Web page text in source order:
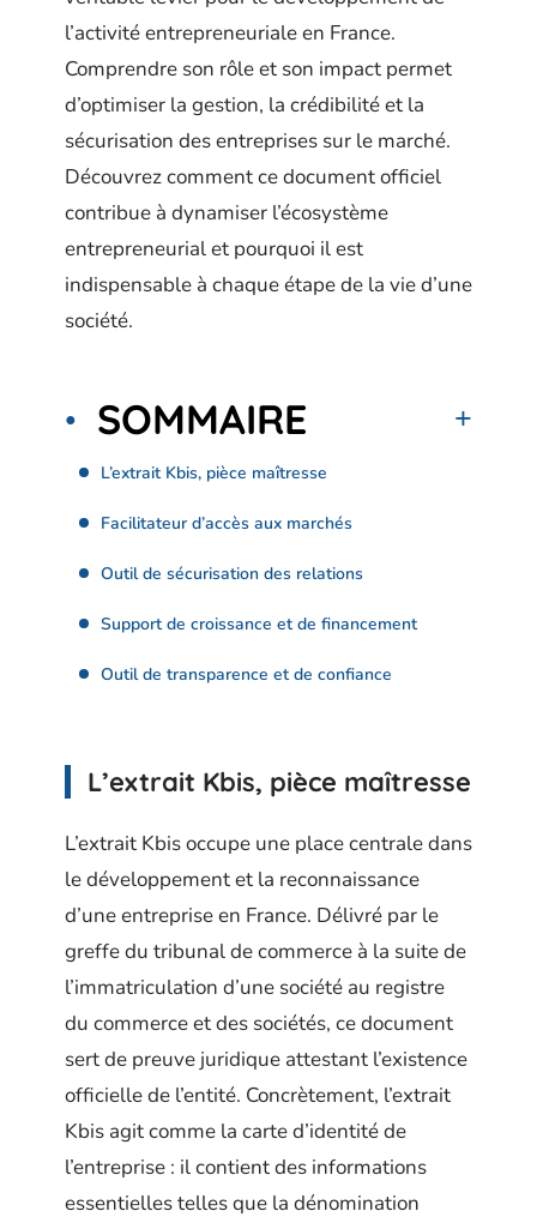
l’activité entrepreneuriale en France.
Comprendre son rôle et son impact permet
d’optimiser la gestion, la crédibilité et la
sécurisation des entreprises sur le marché.
Découvrez comment ce document officiel
contribue à dynamiser l’écosystème
entrepreneurial et pourquoi il est
indispensable à chaque étape de la vie d’une
société.
SOMMAIRE
L’extrait Kbis, pièce maîtresse
Facilitateur d’accès aux marchés
Outil de sécurisation des relations
Support de croissance et de financement
Outil de transparence et de confiance
L’extrait Kbis, pièce maîtresse
L’extrait Kbis occupe une place centrale dans
le développement et la reconnaissance
d’une entreprise en France. Délivré par le
greffe du tribunal de commerce à la suite de
l’immatriculation d’une société au registre
du commerce et des sociétés, ce document
sert de preuve juridique attestant l’existence
officielle de l’entité. Concrètement, l’extrait
Kbis agit comme la carte d’identité de
l’entreprise : il contient des informations
essentielles telles que la dénomination